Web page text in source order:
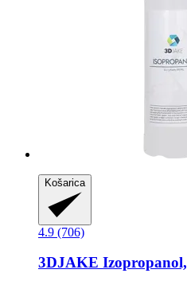
Košarica
4.9 (706)
3DJAKE